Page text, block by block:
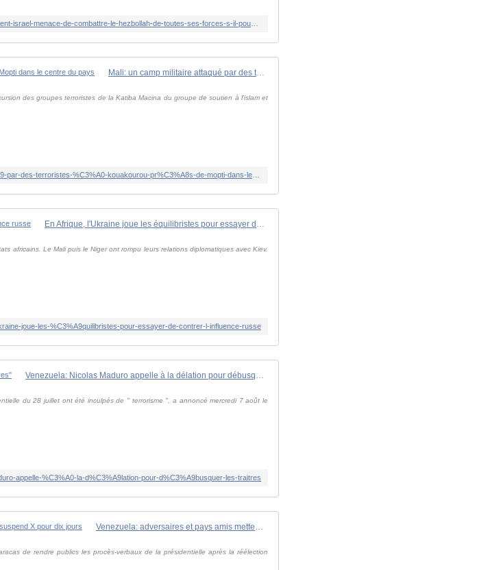
Mali: un camp militaire attaqué par des terroristes à Kouakourou près de Mopti dans le centre du pays
des groupes terroristes de la Katiba Macina du groupe de soutien à l'islam et
En Afrique, l'Ukraine joue les équilibristes pour essayer de contrer l'influence russe
africains. Le Mali puis le Niger ont rompu leurs relations diplomatiques avec Kiev.
joue-les-%C3%A9quilibristes-pour-essayer-de-contrer-l-influence-russe
Venezuela: Nicolas Maduro appelle à la délation pour débusquer les "traitres"
du 28 juillet ont été inculpés de " terrorisme ", a annoncé mercredi 7 août le
appelle-%C3%A0-la-d%C3%A9lation-pour-d%C3%A9busquer-les-traitres
Venezuela: adversaires et pays amis mettent la pression sur Maduro qui suspend X pour dix jours
de rendre publics les procès-verbaux de la présidentielle après la réélection